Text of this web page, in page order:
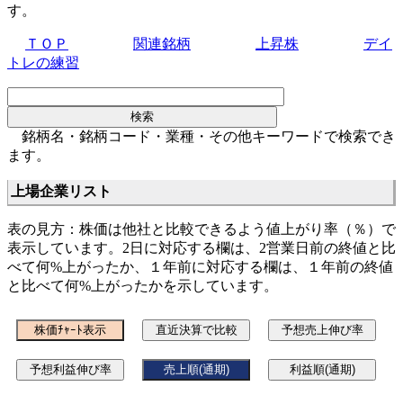
す。
ＴＯＰ 関連銘柄 上昇株
デイ
トレの練習
銘柄名・銘柄コード・業種・その他キーワードで検索でき
ます。
上場企業リスト
表の見方：株価は他社と比較できるよう値上がり率（％）で
表示しています。2日に対応する欄は、2営業日前の終値と比
べて何%上がったか、１年前に対応する欄は、１年前の終値
と比べて何%上がったかを示しています。